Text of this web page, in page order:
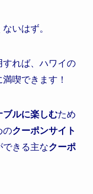
いはず。
すれば、ハワイの
喫できます！
ブルに楽しむため
のクーポンサイト
できる主なクーポ